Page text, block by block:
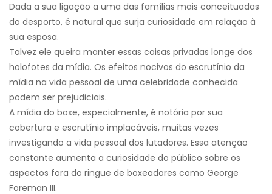
Dada a sua ligação a uma das famílias mais conceituadas
do desporto, é natural que surja curiosidade em relação à
sua esposa.
Talvez ele queira manter essas coisas privadas longe dos
holofotes da mídia. Os efeitos nocivos do escrutínio da
mídia na vida pessoal de uma celebridade conhecida
podem ser prejudiciais.
A mídia do boxe, especialmente, é notória por sua
cobertura e escrutínio implacáveis, muitas vezes
investigando a vida pessoal dos lutadores. Essa atenção
constante aumenta a curiosidade do público sobre os
aspectos fora do ringue de boxeadores como George
Foreman III.